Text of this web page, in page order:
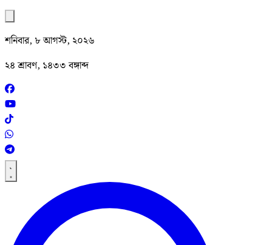
শনিবার, ৮ আগস্ট, ২০২৬
২৪ শ্রাবণ, ১৪৩৩ বঙ্গাব্দ